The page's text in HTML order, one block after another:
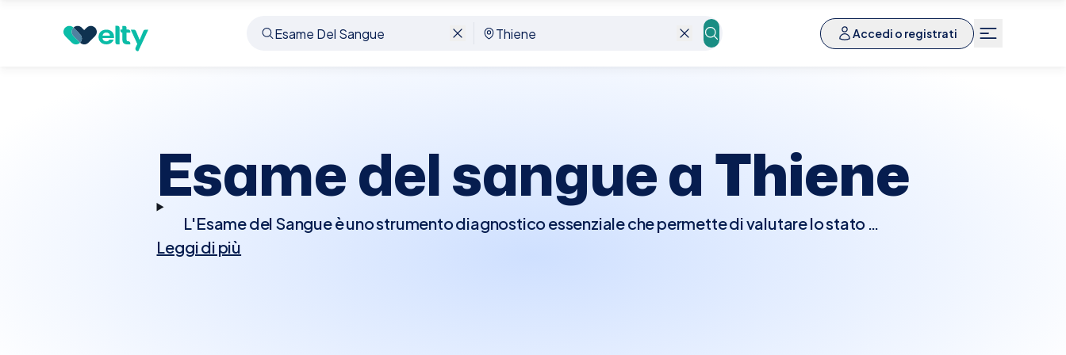
Accedi o registrati
Prenota visita Esame Del Sangue Thiene
Esame del sangue aThiene
L'Esame del Sangue è uno strumento diagnostico essenziale che permette di valutare lo stato di
salute generale, diagnosticare malattie, monitorare l'efficacia dei trattamenti medici e
Leggi di più